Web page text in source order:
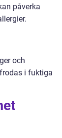
påverka
och
i fuktiga